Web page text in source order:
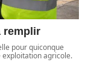
remplir
pour quiconque
agricole.